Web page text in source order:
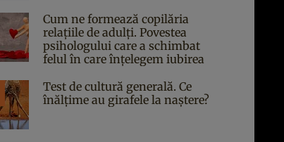
Cum ne formează copilăria
relațiile de adulți. Povestea
psihologului care a schimbat
felul în care înțelegem iubirea
Test de cultură generală. Ce
înălțime au girafele la naștere?